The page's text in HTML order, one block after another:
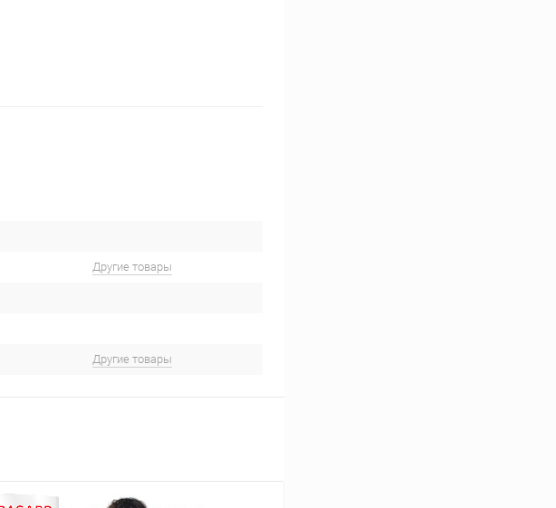
Другие товары
Другие товары